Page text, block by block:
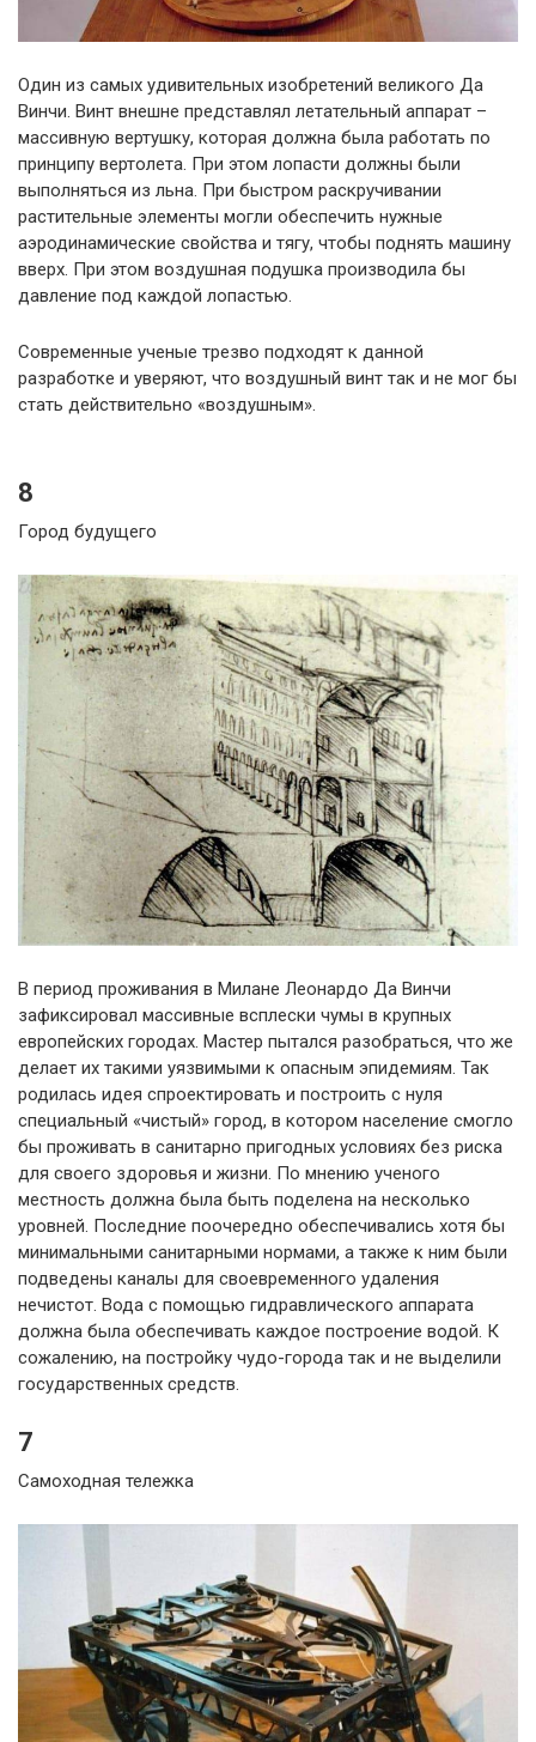
Один из самых удивительных изобретений великого Да
Винчи. Винт внешне представлял летательный аппарат –
массивную вертушку, которая должна была работать по
принципу вертолета. При этом лопасти должны были
выполняться из льна. При быстром раскручивании
растительные элементы могли обеспечить нужные
аэродинамические свойства и тягу, чтобы поднять машину
вверх. При этом воздушная подушка производила бы
давление под каждой лопастью.
Современные ученые трезво подходят к данной
разработке и уверяют, что воздушный винт так и не мог бы
стать действительно «воздушным».
8
Город будущего
В период проживания в Милане Леонардо Да Винчи
зафиксировал массивные всплески чумы в крупных
европейских городах. Мастер пытался разобраться, что же
делает их такими уязвимыми к опасным эпидемиям. Так
родилась идея спроектировать и построить с нуля
специальный «чистый» город, в котором население смогло
бы проживать в санитарно пригодных условиях без риска
для своего здоровья и жизни. По мнению ученого
местность должна была быть поделена на несколько
уровней. Последние поочередно обеспечивались хотя бы
минимальными санитарными нормами, а также к ним были
подведены каналы для своевременного удаления
нечистот. Вода с помощью гидравлического аппарата
должна была обеспечивать каждое построение водой. К
сожалению, на постройку чудо-города так и не выделили
государственных средств.
7
Самоходная тележка